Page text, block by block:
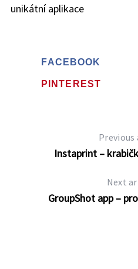
unikátní aplikace
FACEBOOK
PINTEREST
Instaprint –
Next
GroupShot app –